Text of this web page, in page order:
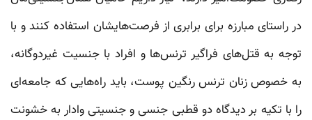
در راستای مبارزه برای برابری از فرصت‌هایشان استفاده کنند و با
توجه به قتل‌های فراگیر ترنس‌ها و افراد با جنسیت غیردوگانه‌،
به خصوص زنان ترنس رنگین پوست، باید راه‌هایی که جامعه‌ای
را با تکیه بر دیدگاه دو قطبی جنسی و جنسیتی وادار به خشونت